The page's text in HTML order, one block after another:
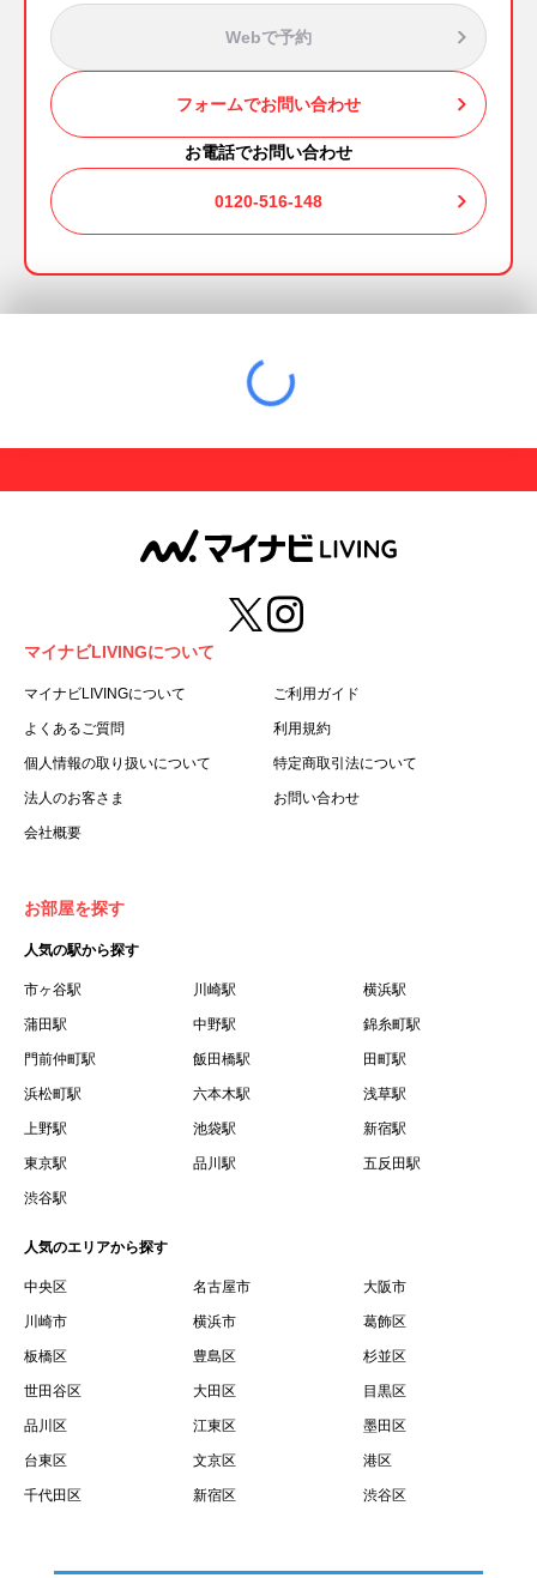
Webで予約
フォームでお問い合わせ
お電話でお問い合わせ
0120-516-148
マイナビLIVINGについて
マイナビLIVINGについて ご利用ガイド
よくあるご質問 利用規約
個人情報の取り扱いについて 特定商取引法について
法人のお客さま お問い合わせ
会社概要
お部屋を探す
人気の駅から探す
市ヶ谷駅 川崎駅 横浜駅
蒲田駅 中野駅 錦糸町駅
門前仲町駅 飯田橋駅 田町駅
浜松町駅 六本木駅 浅草駅
上野駅 池袋駅 新宿駅
東京駅 品川駅 五反田駅
渋谷駅
人気のエリアから探す
中央区 名古屋市 大阪市
川崎市 横浜市 葛飾区
板橋区 豊島区 杉並区
世田谷区 大田区 目黒区
品川区 江東区 墨田区
台東区 文京区 港区
千代田区 新宿区 渋谷区